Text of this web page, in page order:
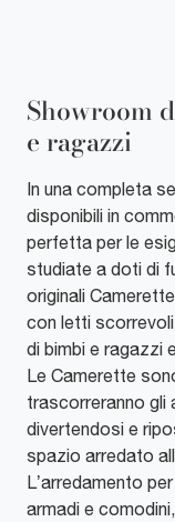
Showroom
e ragazzi
In una completa
disponibili in
perfetta per le
studiate a doti di
originali
con letti
di bimbi e ragazzi
Le Camerette
trascorreranno gli
divertendosi e
spazio arredato
L’arredamento
armadi e